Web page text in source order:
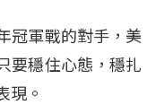
冠軍戰的對手，美
要穩住心態，穩扎
現。